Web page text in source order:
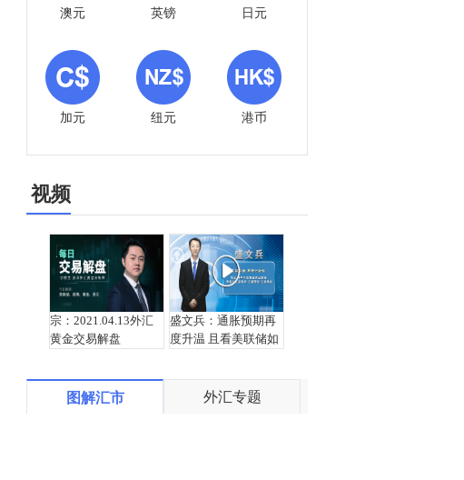
澳元 英镑 日元
加元 纽元 港币
视频
宗：2021.04.13外汇
黄金交易解盘
盛文兵：通胀预期再
度升温 且看美联储如
图解汇市 外汇专题